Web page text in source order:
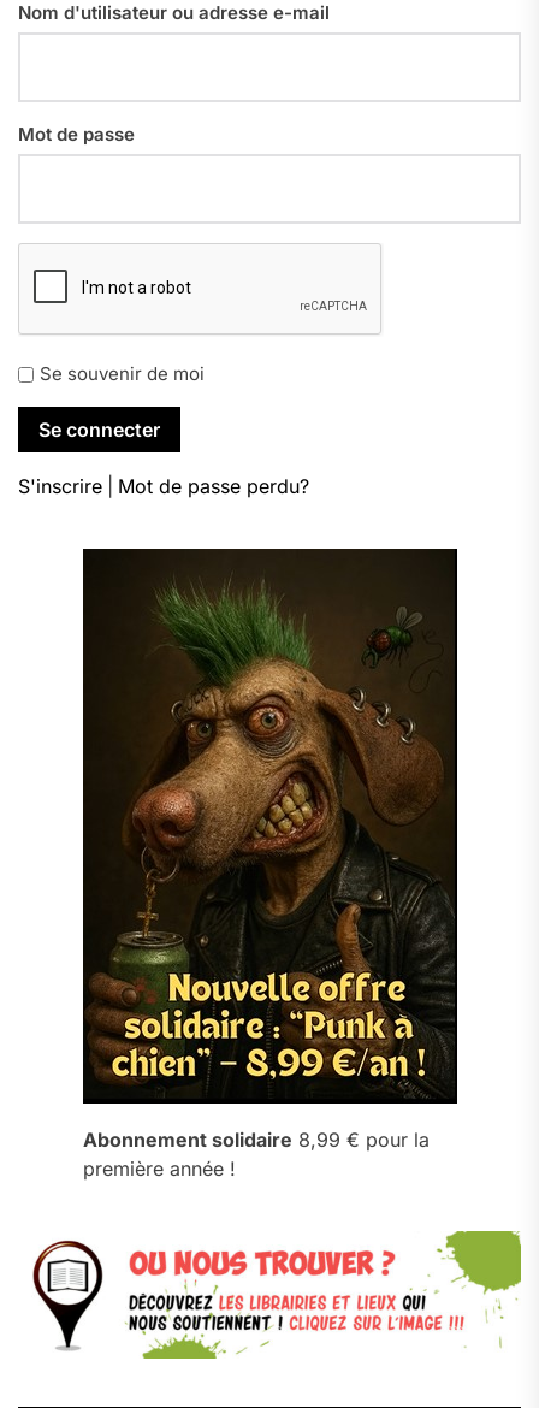
Nom d'utilisateur ou adresse e-mail
Mot de passe
Se souvenir de moi
S'inscrire Mot de passe perdu?
Abonnement solidaire 8,99 € pour la
première année !